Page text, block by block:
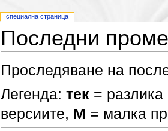
Последни
Проследяване на
Легенда: тек= разлика
версиите, М = малка
специална страница